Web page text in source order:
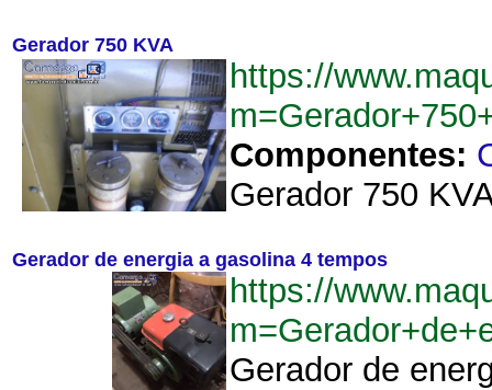
Gerador 750 KVA
https://
Componentes:
Gerador 750
Gerador de energia a gasolina 4 tempos
https://
Gerador de